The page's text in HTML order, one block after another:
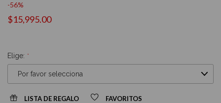
$15,995.00
-56%
Elige:
LISTA DE REGALO FAVORITOS